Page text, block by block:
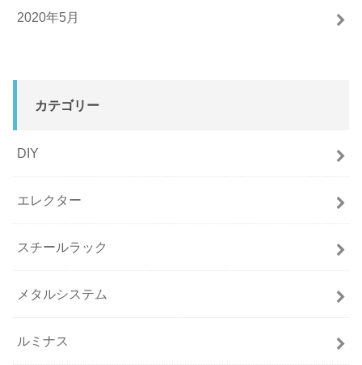
2020年5月
カテゴリー
DIY
エレクター
スチールラック
メタルシステム
ルミナス